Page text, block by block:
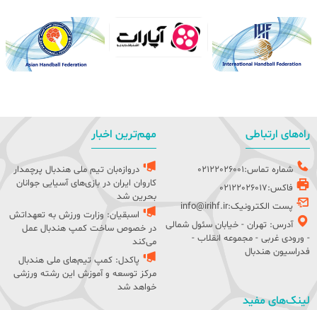
راه‌های ارتباطی
شماره تماس:02122026001
فاکس:02122026017
پست الکترونیک:info@irihf.ir
آدرس: تهران - خیابان سئول شمالی
- ورودی غربی - مجموعه انقلاب -
فدراسیون هندبال
مهم‌ترین اخبار
دروازه‌بان تیم ملی هندبال پرچمدار
کاروان ایران در بازی‌های آسیایی جوانان
بحرین شد
اسبقیان: وزارت ورزش به تعهداتش
در خصوص ساخت کمپ هندبال عمل
می‌کند
پاکدل: کمپ تیم‌های ملی هندبال
مرکز توسعه و آموزش این رشته ورزشی
خواهد شد
لینک‌های مفید